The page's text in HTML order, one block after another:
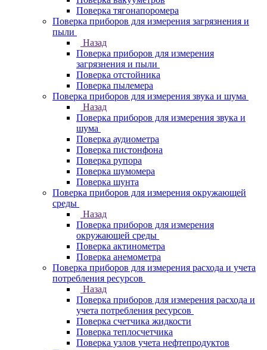
Поверка тягонапоромера
Поверка приборов для измерения загрязнения и
пыли
Назад
Поверка приборов для измерения
загрязнения и пыли
Поверка отстойника
Поверка пылемера
Поверка приборов для измерения звука и шума
Назад
Поверка приборов для измерения звука и
шума
Поверка аудиометра
Поверка пистонфона
Поверка рупора
Поверка шумомера
Поверка шунта
Поверка приборов для измерения окружающей
среды
Назад
Поверка приборов для измерения
окружающей среды
Поверка актинометра
Поверка анемометра
Поверка приборов для измерения расхода и учета
потребления ресурсов
Назад
Поверка приборов для измерения расхода и
учета потребления ресурсов
Поверка счетчика жидкости
Поверка теплосчетчика
Поверка узлов учета нефтепродуктов